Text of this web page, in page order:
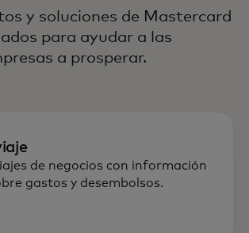
y soluciones de Mastercard
para ayudar a las
a prosperar.
de negocios con información
gastos y desembolsos.